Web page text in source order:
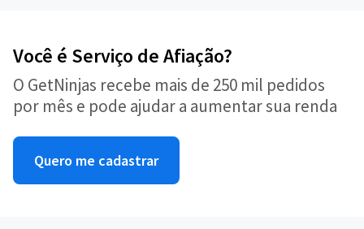
Você é Serviço de Afiação?
O GetNinjas recebe mais de 250 mil pedidos
por mês e pode ajudar a aumentar sua renda
Quero me cadastrar